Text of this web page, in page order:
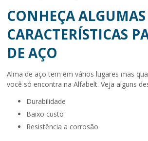
CONHEÇA ALGUMAS
CARACTERÍSTICAS
DE AÇO
Alma de aço tem em vários lugares mas
você só encontra na Alfabelt. Veja alguns
durabilidade
baixo custo
resistência a corrosão